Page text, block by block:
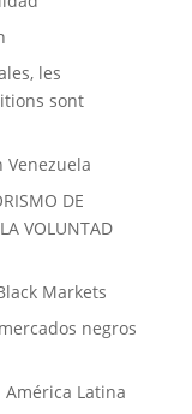
les
sont
DE
VOLUNTAD
Markets
negros
Latina